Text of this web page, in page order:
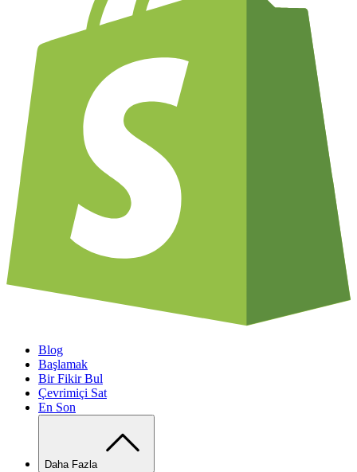
Blog
Başlamak
Bir Fikir Bul
Çevrimiçi Sat
En Son
Daha Fazla